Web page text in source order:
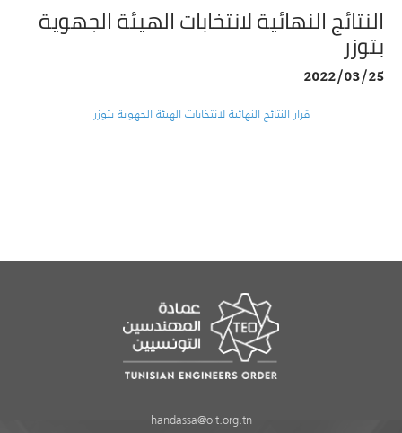
النتائج النهائية لانتخابات الهيئة الجهوية
بتوزر
2022/03/25
قرار النتائج النهائية لانتخابات الهيئة الجهوية بتوزر
handassa@oit.org.tn